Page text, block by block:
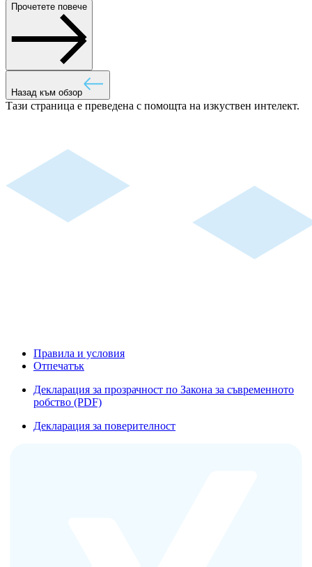
Прочетете повече
Назад към обзор
Тази страница е преведена с помощта на изкуствен интелект.
Правила и условия
Отпечатък
Декларация за прозрачност по Закона за съвременното
робство (PDF)
Декларация за поверителност